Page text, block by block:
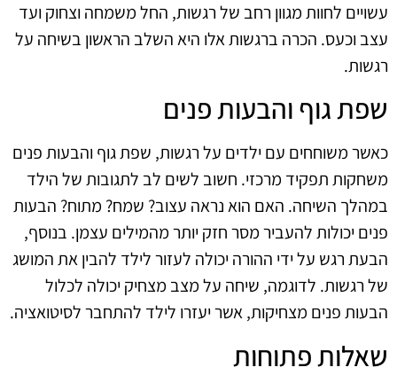
עשויים לחוות מגוון רחב של רגשות, החל משמחה וצחוק ועד
עצב וכעס. הכרה ברגשות אלו היא השלב הראשון בשיחה על
רגשות.
שפת גוף והבעות פנים
כאשר משוחחים עם ילדים על רגשות, שפת גוף והבעות פנים
משחקות תפקיד מרכזי. חשוב לשים לב לתגובות של הילד
במהלך השיחה. האם הוא נראה עצוב? שמח? מתוח? הבעות
פנים יכולות להעביר מסר חזק יותר מהמילים עצמן. בנוסף,
הבעת רגש על ידי ההורה יכולה לעזור לילד להבין את המושג
של רגשות. לדוגמה, שיחה על מצב מצחיק יכולה לכלול
הבעות פנים מצחיקות, אשר יעזרו לילד להתחבר לסיטואציה.
שאלות פתוחות